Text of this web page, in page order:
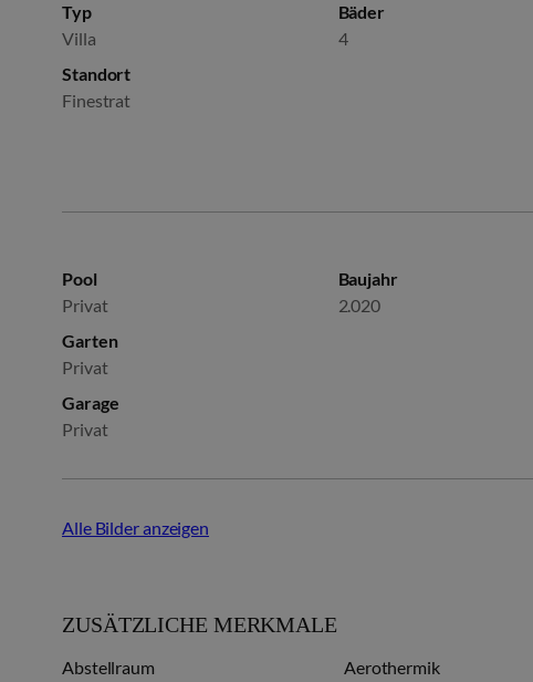
Typ
Villa
Standort
Finestrat
Bäder
4
Pool
Privat
Garten
Privat
Garage
Privat
Baujahr
2.020
Alle Bilder anzeigen
ZUSÄTZLICHE MERKMALE
Abstellraum Aerothermik